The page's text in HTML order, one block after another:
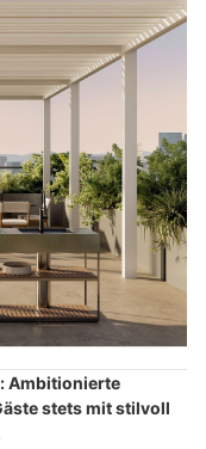
Ambitionierte
stets mit stilvoll